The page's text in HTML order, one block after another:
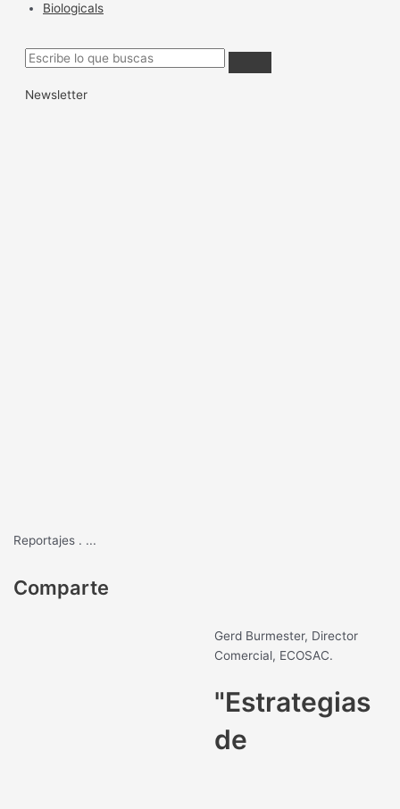
Biologicals
Newsletter
Reportajes . ...
Comparte
Gerd Burmester, Director
Comercial, ECOSAC.
"Estrategias
de